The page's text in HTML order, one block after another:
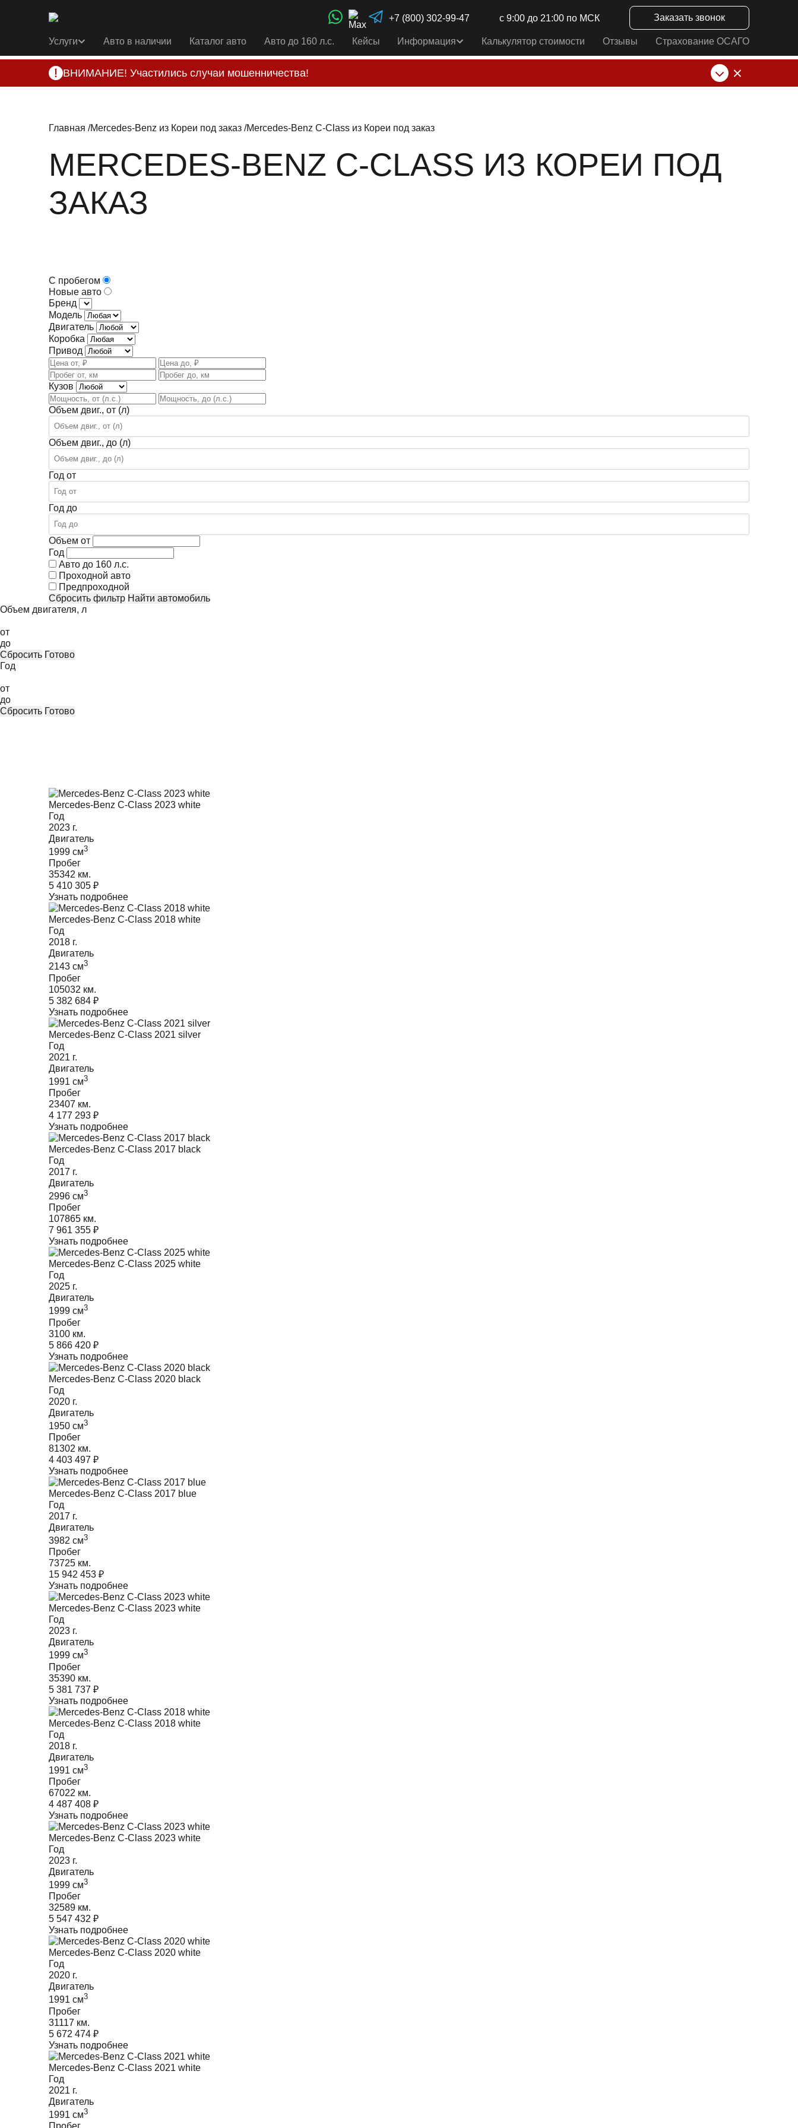
+7 (800) 302-99-47 с 9:00 до 21:00 по МСК Заказать звонок
Услуги Авто в наличии Каталог авто Авто до 160 л.с. Кейсы Информация Калькулятор стоимости Отзывы Страхование ОСАГО
ВНИМАНИЕ! Участились случаи мошенничества!
Главная Mercedes-Benz из Кореи под заказ Mercedes-Benz C-Class из Кореи под заказ
MERCEDES-BENZ C-CLASS ИЗ КОРЕИ ПОД
ЗАКАЗ
С пробегом
Новые авто
Бренд
Модель
Двигатель
Коробка
Привод
Кузов
Объем двиг., от (л)
Объем двиг., до (л)
Год от
Год до
Объем от
Год
Авто до 160 л.с.
Проходной авто
Предпроходной
Сбросить фильтр
Найти автомобиль
Объем двигателя, л
от
до
Сбросить Готово
Год
от
до
Сбросить Готово
Mercedes-Benz C-Class 2023 white
Год
2023 г.
Двигатель
1999 cм3
Пробег
35342 км.
5 410 305 ₽
Узнать подробнее
Mercedes-Benz C-Class 2018 white
Год
2018 г.
Двигатель
2143 cм3
Пробег
105032 км.
5 382 684 ₽
Узнать подробнее
Mercedes-Benz C-Class 2021 silver
Год
2021 г.
Двигатель
1991 cм3
Пробег
23407 км.
4 177 293 ₽
Узнать подробнее
Mercedes-Benz C-Class 2017 black
Год
2017 г.
Двигатель
2996 cм3
Пробег
107865 км.
7 961 355 ₽
Узнать подробнее
Mercedes-Benz C-Class 2025 white
Год
2025 г.
Двигатель
1999 cм3
Пробег
3100 км.
5 866 420 ₽
Узнать подробнее
Mercedes-Benz C-Class 2020 black
Год
2020 г.
Двигатель
1950 cм3
Пробег
81302 км.
4 403 497 ₽
Узнать подробнее
Mercedes-Benz C-Class 2017 blue
Год
2017 г.
Двигатель
3982 cм3
Пробег
73725 км.
15 942 453 ₽
Узнать подробнее
Mercedes-Benz C-Class 2023 white
Год
2023 г.
Двигатель
1999 cм3
Пробег
35390 км.
5 381 737 ₽
Узнать подробнее
Mercedes-Benz C-Class 2018 white
Год
2018 г.
Двигатель
1991 cм3
Пробег
67022 км.
4 487 408 ₽
Узнать подробнее
Mercedes-Benz C-Class 2023 white
Год
2023 г.
Двигатель
1999 cм3
Пробег
32589 км.
5 547 432 ₽
Узнать подробнее
Mercedes-Benz C-Class 2020 white
Год
2020 г.
Двигатель
1991 cм3
Пробег
31117 км.
5 672 474 ₽
Узнать подробнее
Mercedes-Benz C-Class 2021 white
Год
2021 г.
Двигатель
1991 cм3
Пробег